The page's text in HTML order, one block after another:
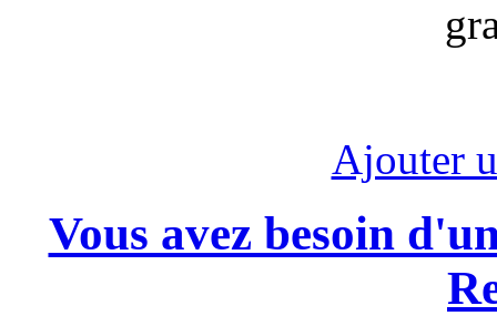
Ajouter
Vous avez besoin